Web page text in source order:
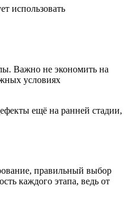
использовать
Важно не экономить на
условиях
ещё на ранней стадии,
правильный выбор
каждого этапа, ведь от